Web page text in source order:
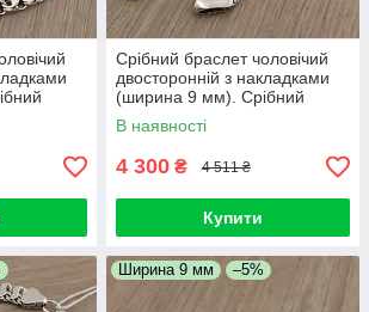
руку.
Срібний браслет чоловічий
двосторонній з накладками
(ширина 9 мм). Срібний
браслет широкий на руку. 22
см
В наявності
4 300 ₴ 4 511 ₴
Купити
Ширина 9 мм –5%